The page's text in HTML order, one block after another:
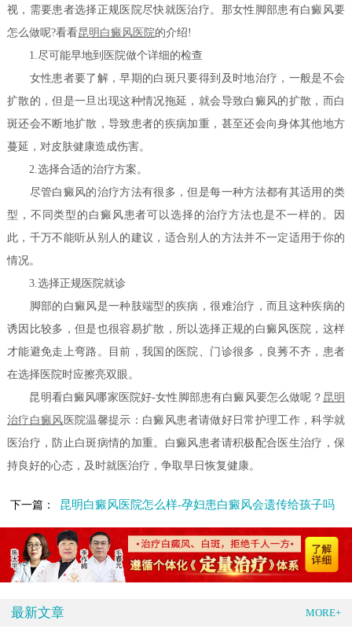
视，需要患者选择正规医院尽快就医治疗。那女性脚部患有白癜风要
怎么做呢?看看昆明白癜风医院的介绍!
1.尽可能早地到医院做个详细的检查
女性患者要了解，早期的白斑只要得到及时地治疗，一般是不会
扩散的，但是一旦出现这种情况拖延，就会导致白癜风的扩散，而白
斑还会不断地扩散，导致患者的疾病加重，甚至还会向身体其他地方
蔓延，对皮肤健康造成伤害。
2.选择合适的治疗方案。
尽管白癜风的治疗方法有很多，但是每一种方法都有其适用的类
型，不同类型的白癜风患者可以选择的治疗方法也是不一样的。因
此，千万不能听从别人的建议，适合别人的方法并不一定适用于你的
情况。
3.选择正规医院就诊
脚部的白癜风是一种肢端型的疾病，很难治疗，而且这种疾病的
诱因比较多，但是也很容易扩散，所以选择正规的白癜风医院，这样
才能避免走上弯路。目前，我国的医院、门诊很多，良莠不齐，患者
在选择医院时应擦亮双眼。
昆明看白癜风哪家医院好-女性脚部患有白癜风要怎么做呢？ 昆明
治疗白癜风 医院温馨提示：白癜风患者请做好日常护理工作，科学就
医治疗，防止白斑病情的加重。白癜风患者请积极配合医生治疗，保
持良好的心态，及时就医治疗，争取早日恢复健康。
下一篇： 昆明白癜风医院怎么样-孕妇患白癜风会遗传给孩子吗
最新文章 MORE+